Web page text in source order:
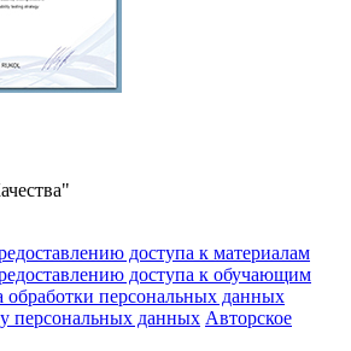
доступа к материалам
доступа к обучающим
обработки персональных данных
персональных данных Авторское